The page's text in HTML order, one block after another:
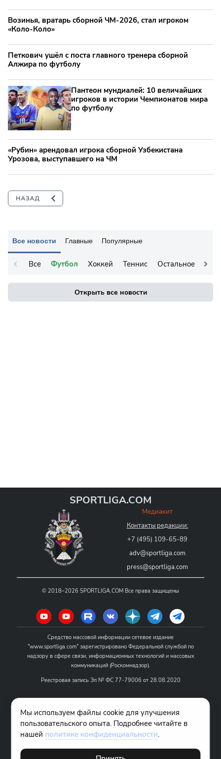
Все новости Главные Популярные
Все Футбол Хоккей Теннис Остальное
Открыть все новости
Возинья, вратарь сборной ЧМ-2026, стал игроком
«Коло-Коло»
Петкович ушёл с поста главного тренера сборной
Алжира по футболу
Пантеон мундиалей: 10 величайших
игроков в истории Чемпионатов мира
по футболу
«Рубин» арендовал игрока сборной Узбекистана
Урозова, выступавшего на ЧМ
SPORTLIGA.COM
Медиакит
Контакты редакции:
+7 (495) 109-65-89
adv@sportliga.com
press@sportliga.com
© 2018–2026 SPORTLIGA.COM Все права защищены
Средство массовой информации сетевое издание
"www.sportliga.com" зарегистрировано Федеральной службой по
надзору в сфере связи, информационных технологий и массовых
коммуникаций (Роскомнадзор).
Реестровая запись Эл № ФС 77-79006 от 28.08.2020
Название - www.sportliga.com
Учредитель СМИ сетевого издания "www.sportliga.com": ИП Чамин
О.Н.
Главный редактор СМИ сетевого издания "www.sportliga.com":
Хаимов Д.И.
Мы используем файлы cookie для улучшения
пользовательского опыта. Подробнее читайте в
нашей политике конфиденциальности.